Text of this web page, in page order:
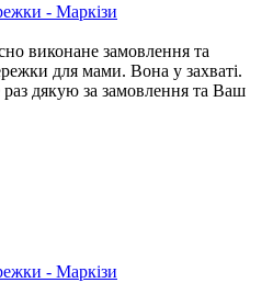
- Маркізи
виконане замовлення та
для мами. Вона у захваті.
дякую за замовлення та Ваш
- Маркізи